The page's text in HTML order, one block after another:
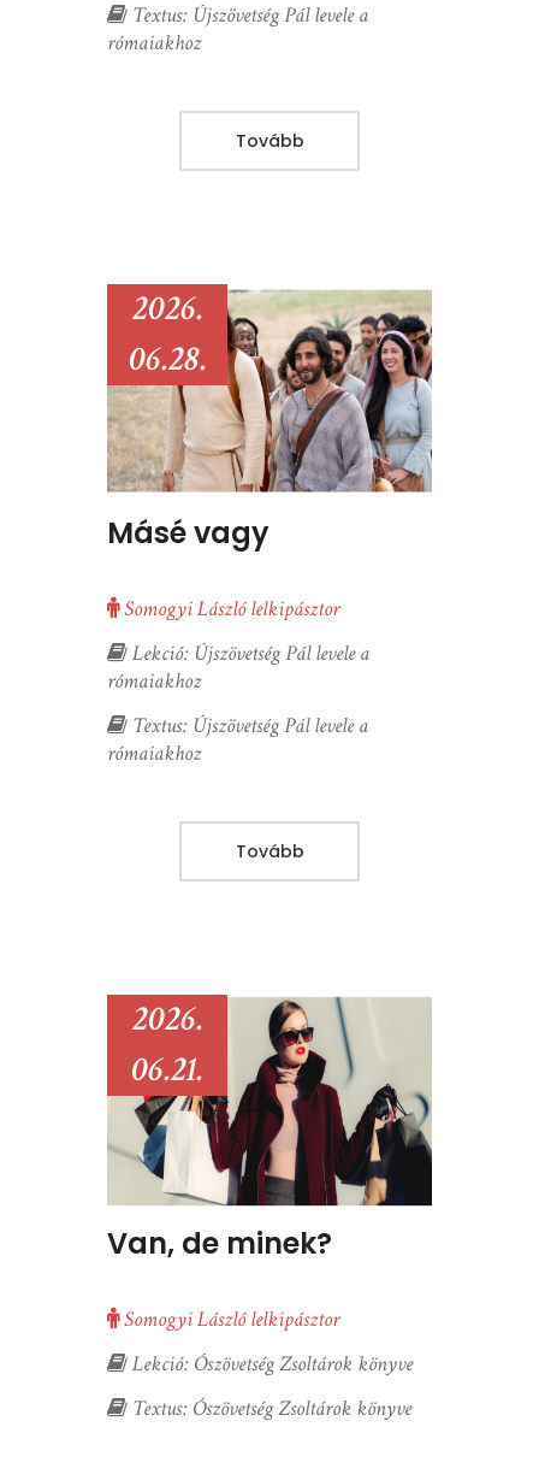
Textus: Újszövetség Pál levele a
rómaiakhoz
Tovább
Másé vagy
2026.
06.28.
Somogyi László lelkipásztor
Lekció: Újszövetség Pál levele a
rómaiakhoz
Textus: Újszövetség Pál levele a
rómaiakhoz
Tovább
Van, de minek?
2026.
06.21.
Somogyi László lelkipásztor
Lekció: Ószövetség Zsoltárok könyve
Textus: Ószövetség Zsoltárok könyve